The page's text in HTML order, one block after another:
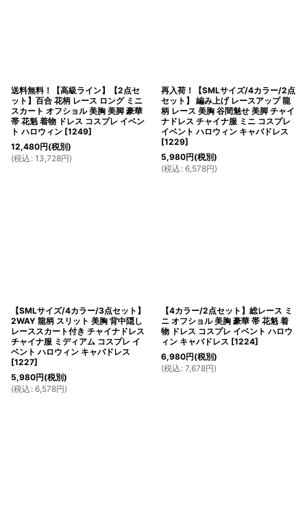
送料無料！【高級ライン】【2点セ
ット】百合 花柄 レース ロング ミニ
スカート オフショル 美胸 美脚 豪華
帯 花魁 着物 ドレス コスプレ イベン
ト ハロウィン [1249]
12,480円(税別)
(税込 : 13,728円)
再入荷！【SMLサイズ/4カラー/2点
セット】 編み上げ レースアップ 龍
柄 レース 美胸 谷間魅せ 美脚 チャイ
ナドレス チャイナ服 ミニ コスプレ
イベント ハロウィン キャバドレス
[1229]
5,980円(税別)
(税込 : 6,578円)
【SMLサイズ/4カラー/3点セット】
2WAY 龍柄 スリット 美胸 背中隠し
レーススカート付き チャイナドレス
チャイナ服 ミディアム コスプレ イ
ベント ハロウィン キャバドレス
[1227]
5,980円(税別)
(税込 : 6,578円)
【4カラー/2点セット】総レース ミ
ニ オフショル 美胸 豪華 帯 花魁 着
物 ドレス コスプレ イベント ハロウ
ィン キャバドレス [1224]
6,980円(税別)
(税込 : 7,678円)